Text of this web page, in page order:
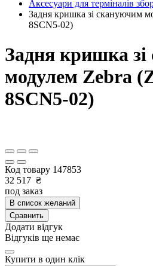
Аксесуари для терміналів
Задня кришка зі скануючим
8SCN5-02)
Задня кришка
модулем Zebra
8SCN5-02)
Код товару 147853
32 517 ₴
под заказ
В список желаний
Сравнить
Додати відгук
Відгуків ще немає
Купити в один клік